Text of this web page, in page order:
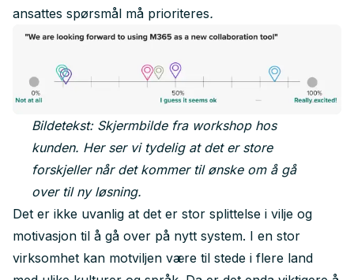
ansattes spørsmål må prioriteres.
Bildetekst: Skjermbilde fra workshop hos
kunden. Her ser vi tydelig at det er store
forskjeller når det kommer til ønske om å gå
over til ny løsning.
Det er ikke uvanlig at det er stor splittelse i vilje og
motivasjon til å gå over på nytt system. I en stor
virksomhet kan motviljen være til stede i flere land